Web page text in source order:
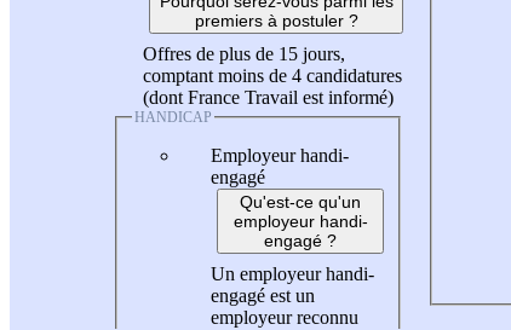
premiers à postuler ?
Offres de plus de 15 jours,
comptant moins de 4 candidatures
(dont France Travail est informé)
HANDICAP
Employeur handi-
engagé
Qu'est-ce qu'un
employeur handi-
engagé ?
Un employeur handi-
engagé est un
employeur reconnu